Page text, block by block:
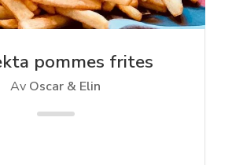
pommes frites
Av Oscar & Elin